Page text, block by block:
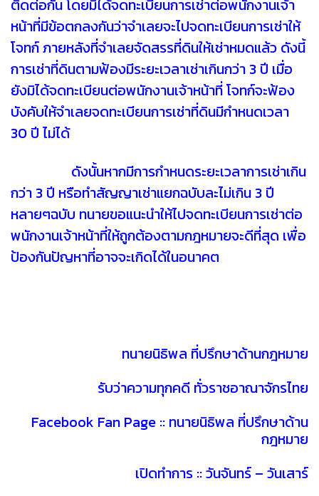
ติดต่อกัน โดยมิได้จดทะเบียนการเช่าต่อพนักงานเจ้า
หน้าที่มีข้อตกลงกันว่าจำเลยจะไปจดทะเบียนการเช่าให้
โจทก์ ภายหลังที่จำเลยจัดสรรที่ดินให้เช่าหมดแล้ว ดังนี้
การเช่าที่ดินตามฟ้องมีระยะเวลาเช่าเกินกว่า 3 ปี เมื่อ
ยังมิได้จดทะเบียนต่อพนักงานเจ้าหน้าที่ โจทก์จะฟ้อง
บังคับให้จำเลยจดทะเบียนการเช่าที่ดินมีกำหนดเวลา
30 ปี ไม่ได้
ดังนั้นหากมีการกำหนดระยะเวลาการเช่าเกิน
กว่า 3 ปี หรือทำสัญญาเช่าแยกฉบับละไม่เกิน 3 ปี
หลายๆฉบับ ทนายขอแนะนำให้ไปจดทะเบียนการเช่าต่อ
พนักงานเจ้าหน้าที่ให้ถูกต้องตามกฎหมายจะดีที่สุด เพื่อ
ป้องกันปัญหาที่อาจจะเกิดได้ในอนาคต
ทนายนิธิพล ที่ปรึกษาด้านกฎหมาย
รับว่าความทุกคดี ทั่วราชอาณาจักรไทย
Facebook Fan Page :: ทนายนิธิพล ที่ปรึกษาด้าน
กฎหมาย
เปิดทำการ :: วันจันทร์ – วันเสาร์